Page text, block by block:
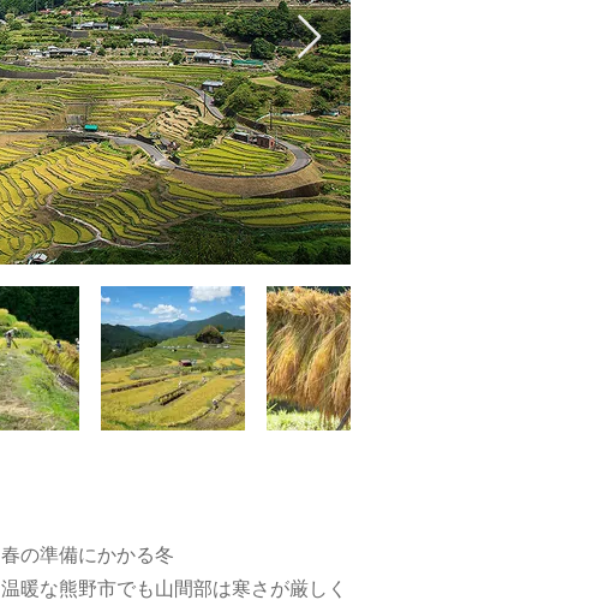
春の準備にかかる冬
温暖な熊野市でも山間部は寒さが厳しく